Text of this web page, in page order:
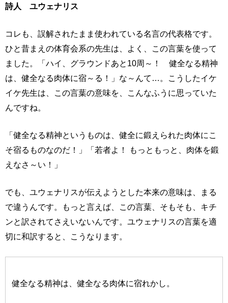
詩人 ユウェナリス
コレも、誤解されたまま使われている名言の代表格です。
ひと昔まえの体育会系の先生は、よく、この言葉を使って
ました。「ハイ、グラウンドあと10周～！ 健全なる精神
は、健全なる肉体に宿～る！」な～んて…。こうしたイケ
イケ先生は、この言葉の意味を、こんなふうに思っていた
んですね。
「健全なる精神というものは、健全に鍛えられた肉体にこ
そ宿るものなのだ！」「若者よ！ もっともっと、肉体を鍛
えなさ～い！」
でも、ユウェナリスが伝えようとした本来の意味は、まる
で違うんです。もっと言えば、この言葉、そもそも、キチ
ンと訳されてさえいないんです。ユウェナリスの言葉を適
切に和訳すると、こうなります。
健全なる精神は、健全なる肉体に宿れかし。